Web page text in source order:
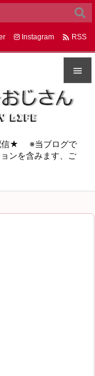


メニュ
サイド


Instagram  RSS
信★ ※当ブログで
ンを含みます、ご